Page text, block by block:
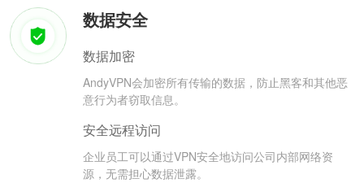
数据安全
数据加密
AndyVPN会加密所有传输的数据，防止黑客和其他恶
意行为者窃取信息。
安全远程访问
企业员工可以通过VPN安全地访问公司内部网络资
源，无需担心数据泄露。